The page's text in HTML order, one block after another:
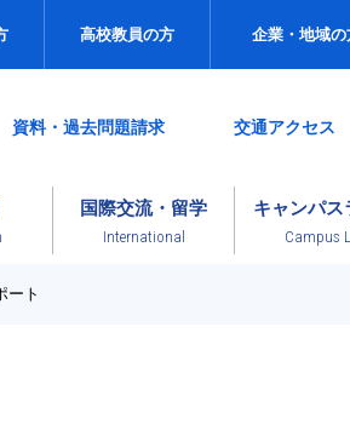
高校教員の方 企業・地域の
資料・過去問題請求 交通アクセス
国際交流・留学
International
キャンパス
Campus
ート